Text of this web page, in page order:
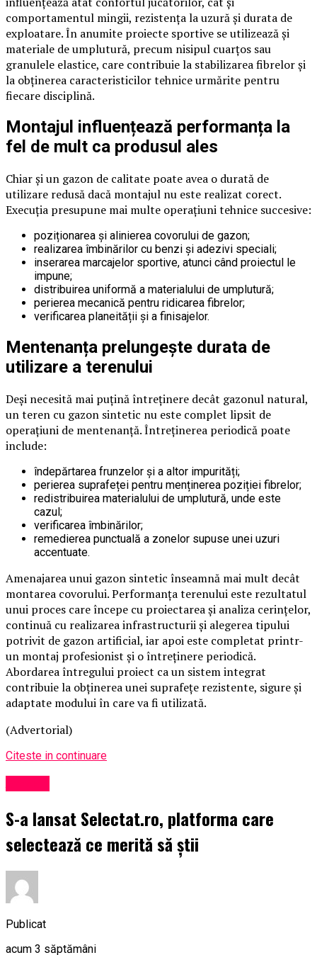
comportamentul mingii, rezistența la uzură și durata de
exploatare. În anumite proiecte sportive se utilizează și
materiale de umplutură, precum nisipul cuarțos sau
granulele elastice, care contribuie la stabilizarea fibrelor și
la obținerea caracteristicilor tehnice urmărite pentru
fiecare disciplină.
Montajul influențează performanța la
fel de mult ca produsul ales
Chiar și un gazon de calitate poate avea o durată de
utilizare redusă dacă montajul nu este realizat corect.
Execuția presupune mai multe operațiuni tehnice succesive:
poziționarea și alinierea covorului de gazon;
realizarea îmbinărilor cu benzi și adezivi speciali;
inserarea marcajelor sportive, atunci când proiectul le
impune;
distribuirea uniformă a materialului de umplutură;
perierea mecanică pentru ridicarea fibrelor;
verificarea planeității și a finisajelor.
Mentenanța prelungește durata de
utilizare a terenului
Deși necesită mai puțină întreținere decât gazonul natural,
un teren cu gazon sintetic nu este complet lipsit de
operațiuni de mentenanță. Întreținerea periodică poate
include:
îndepărtarea frunzelor și a altor impurități;
perierea suprafeței pentru menținerea poziției fibrelor;
redistribuirea materialului de umplutură, unde este
cazul;
verificarea îmbinărilor;
remedierea punctuală a zonelor supuse unei uzuri
accentuate.
Amenajarea unui gazon sintetic înseamnă mai mult decât
montarea covorului. Performanța terenului este rezultatul
unui proces care începe cu proiectarea și analiza cerințelor,
continuă cu realizarea infrastructurii și alegerea tipului
potrivit de gazon artificial, iar apoi este completat printr-
un montaj profesionist și o întreținere periodică.
Abordarea întregului proiect ca un sistem integrat
contribuie la obținerea unei suprafețe rezistente, sigure și
adaptate modului în care va fi utilizată.
(Advertorial)
Citeste in continuare
S-a lansat Selectat.ro, platforma care
selectează ce merită să știi
Publicat
acum 3 săptămâni